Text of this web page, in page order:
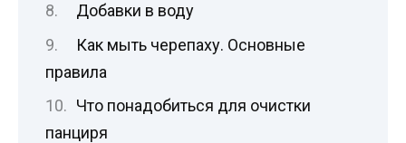
Добавки в воду
Как мыть черепаху. Основные
правила
Что понадобиться для очистки
панциря